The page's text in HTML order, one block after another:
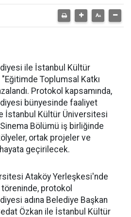
ile İstanbul Kültür
Toplumsal Katkı
Protokol kapsamında,
bünyesinde faaliyet
İstanbul Kültür Üniversitesi
Bölümü iş birliğinde
ortak projeler ve
geçirilecek.
Ataköy Yerleşkesi'nde
protokol
adına Belediye Başkan
Özkan ile İstanbul Kültür